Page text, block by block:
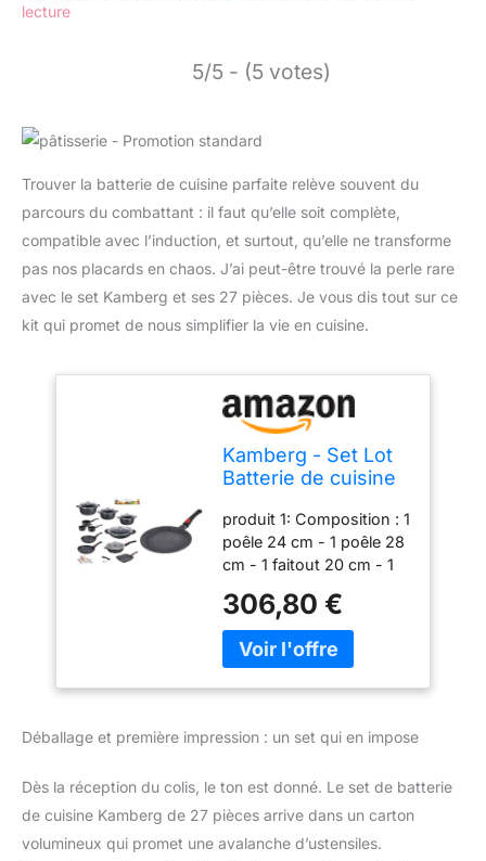
lecture
5/5 - (5 votes)
Trouver la batterie de cuisine parfaite relève souvent du
parcours du combattant : il faut qu’elle soit complète,
compatible avec l’induction, et surtout, qu’elle ne transforme
pas nos placards en chaos. J’ai peut-être trouvé la perle rare
avec le set Kamberg et ses 27 pièces. Je vous dis tout sur ce
kit qui promet de nous simplifier la vie en cuisine.
Kamberg - Set Lot
Batterie de cuisine
d'aluminium -
Revêtement pierre
- Tous Feux dont
Induction - 67 x 36
x 34 cm & Crêpière
28 cm - Manche
Amovible - Fonte
d'Aluminium
produit 1: Composition : 1
poêle 24 cm - 1 poêle 28
cm - 1 faitout 20 cm - 1
28 cm - 3 casseroles 16-
18-20 cm - 1 poêle grill
24 cm - 1 sauteuse 28
manches amovibles - 4
silicones + 1 set de
couteaux OFFERT
produit 1: Conçue en
306,80 €
Déballage et première impression : un set qui en impose
Dès la réception du colis, le ton est donné. Le set de batterie
de cuisine Kamberg de 27 pièces arrive dans un carton
volumineux qui promet une avalanche d’ustensiles.